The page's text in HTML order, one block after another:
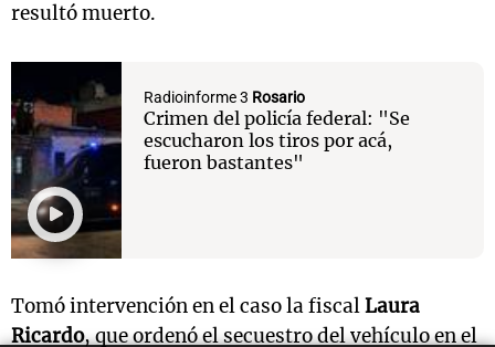
resultó muerto.
Radioinforme 3 Rosario
Crimen del policía federal: "Se
escucharon los tiros por acá,
fueron bastantes"
Tomó intervención en el caso la fiscalLaura
Ricardo, que ordenó el secuestro del vehículo en el